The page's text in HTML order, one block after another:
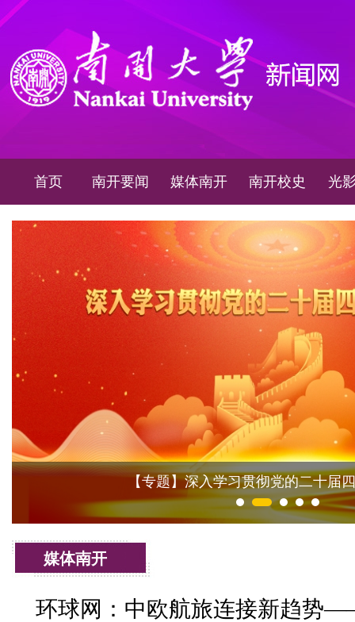
首页 南开要闻 媒体南开 南开校史 光
【专题】深入学习贯彻党的二十届
媒体南开
环球网：中欧航旅连接新趋势